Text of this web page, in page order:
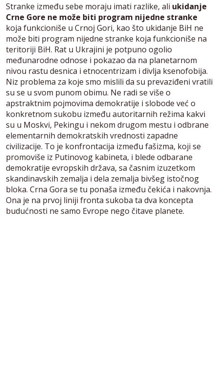
Stranke između sebe moraju imati razlike, ali ukidanje
Crne Gore ne može biti program nijedne stranke
koja funkcioniše u Crnoj Gori, kao što ukidanje BiH ne
može biti program nijedne stranke koja funkcioniše na
teritoriji BiH. Rat u Ukrajini je potpuno ogolio
međunarodne odnose i pokazao da na planetarnom
nivou rastu desnica i etnocentrizam i divlja ksenofobija.
Niz problema za koje smo mislili da su prevaziđeni vratili
su se u svom punom obimu. Ne radi se više o
apstraktnim pojmovima demokratije i slobode već o
konkretnom sukobu između autoritarnih režima kakvi
su u Moskvi, Pekingu i nekom drugom mestu i odbrane
elementarnih demokratskih vrednosti zapadne
civilizacije. To je konfrontacija između fašizma, koji se
promoviše iz Putinovog kabineta, i blede odbarane
demokratije evropskih država, sa časnim izuzetkom
skandinavskih zemalja i dela zemalja bivšeg istočnog
bloka. Crna Gora se tu ponaša između čekića i nakovnja.
Ona je na prvoj liniji fronta sukoba ta dva koncepta
budućnosti ne samo Evrope nego čitave planete.